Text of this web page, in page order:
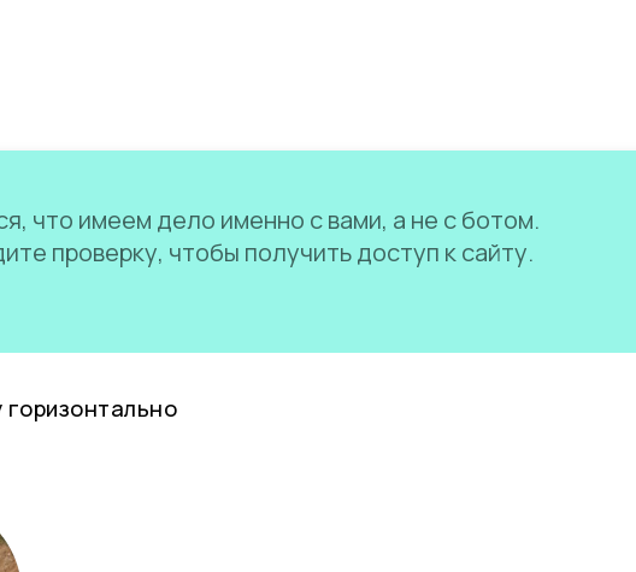
что имеем дело именно с вами, а не с ботом.
проверку, чтобы получить доступ к сайту.
горизонтально